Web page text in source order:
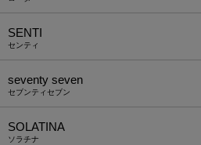
SENTI
センティ
seventy seven
セブンティセブン
SOLATINA
ソラチナ